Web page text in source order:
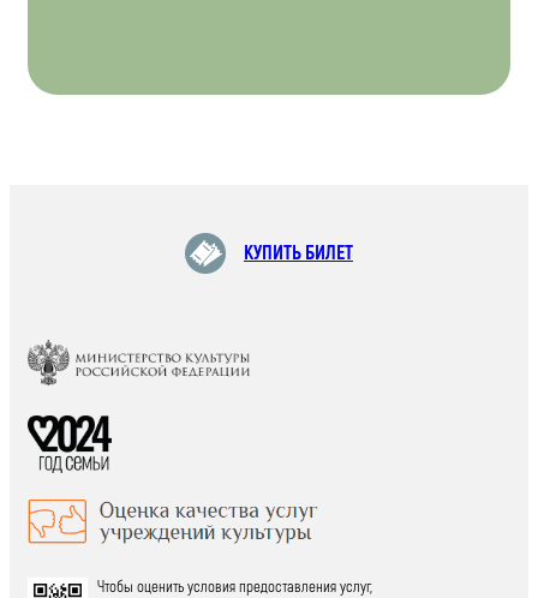
КУПИТЬ БИЛЕТ
Чтобы оценить условия предоставления услуг,